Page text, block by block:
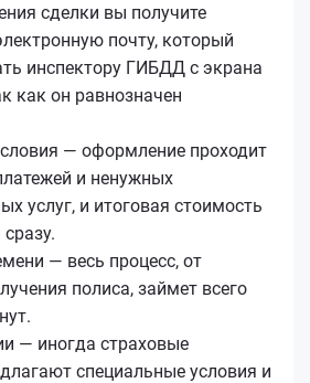
сделки вы получите
почту, который
инспектору ГИБДД с экрана
как он равнозначен
— оформление проходит
и ненужных
услуг, и итоговая стоимость
— весь процесс, от
полиса, займет всего
— иногда страховые
специальные условия и